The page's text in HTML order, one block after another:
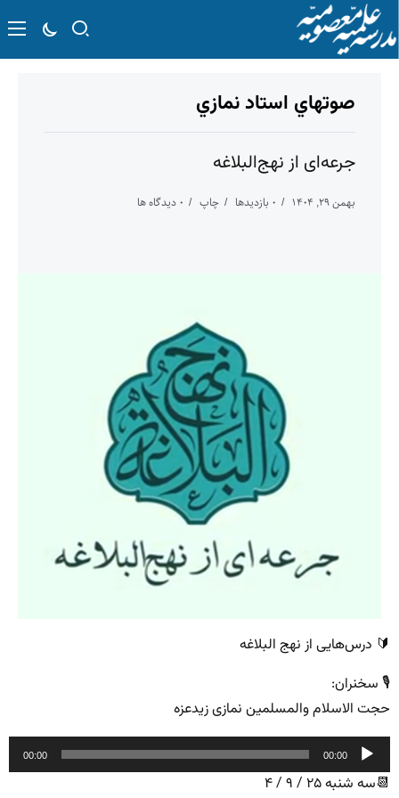
صوتهاي استاد نمازي
جرعه‌ای از نهج‌البلاغه
بهمن ۲۹, ۱۴۰۴ ۰ بازدیدها چاپ ۰ دیدگاه ها
🔰 درس‌هایی از نهج البلاغه
🎙 سخنران:
حجت الاسلام والمسلمین نمازی زیدعزه
پخش‌کننده
صوت
00:00
00:00
📆سه شنبه ۲۵ / ۹ / ۴